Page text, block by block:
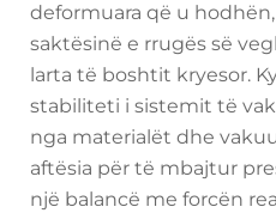
deformuara që u
saktësinë e rrugës së
larta të boshtit kryesor.
stabiliteti i sistemit të
nga materialët dhe
aftësia për të mbajtur
një balancë me forcën